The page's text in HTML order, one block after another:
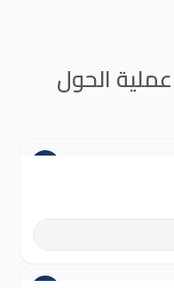
عملية الحول